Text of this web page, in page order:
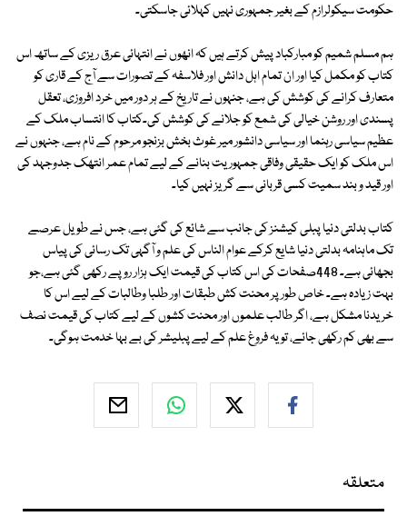
حکومت سیکولرازم کے بغیر جمہوری نہیں کہلائی جاسکتی۔
ہم مسلم شمیم کو مبارکباد پیش کرتے ہیں کہ انھوں نے انتہائی عرق ریزی کے ساتھ اس
کتاب کو مکمل کیا اور ان تمام اہل دانش اور فلاسفہ کے تصورات سے آج کے قاری کو
متعارف کرانے کی کوشش کی ہے، جنہوں نے تاریخ کے ہر دور میں خرد افروزی، تعقل
پسندی اور روشن خیالی کی شمع کو جلانے کی کوشش کی۔کتاب کا انتساب ملک کے
عظیم سیاسی رہنما اور سیاسی دانشور میر غوث بخش بزنجو مرحوم کے نام ہے، جنہوں نے
اس ملک کو ایک حقیقی وفاقی جمہوریت بنانے کے لیے تمام عمر انتھک جدوجہد کی
اور قید و بند سمیت کسی قربانی سے گریز نہیں کیا۔
کتاب بدلتی دنیا پبلی کیشنز کی جانب سے شائع کی گئی ہے، جس نے طویل عرصے
تک ماہنامہ بدلتی دنیا شایع کرکے عوام الناس کی علم و آگہی تک رسائی کی پیاس
بجھائی ہے۔ 448صفحات کی اس کتاب کی قیمت ایک ہزار روپے رکھی گئی ہے،جو
بہت زیادہ ہے۔ خاص طورپر محنت کش طبقات اور طلبا وطالبات کے لیے اس کا
خریدنا مشکل ہے، اگر طالب علموں اور محنت کشوں کے لیے کتاب کی قیمت نصف
سے بھی کم رکھی جائے، تو یہ فروغ علم کے لیے پبلیشر کی بے بہا خدمت ہوگی۔
متعلقہ